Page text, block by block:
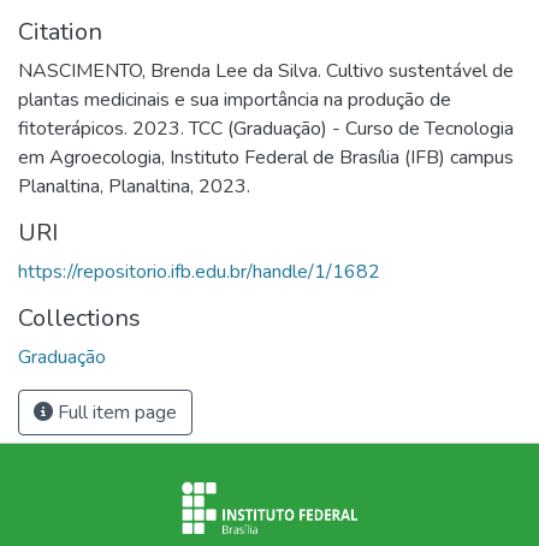
Citation
NASCIMENTO, Brenda Lee da Silva. Cultivo sustentável de
plantas medicinais e sua importância na produção de
fitoterápicos. 2023. TCC (Graduação) - Curso de Tecnologia
em Agroecologia, Instituto Federal de Brasília (IFB) campus
Planaltina, Planaltina, 2023.
URI
https://repositorio.ifb.edu.br/handle/1/1682
Collections
Graduação
Full item page